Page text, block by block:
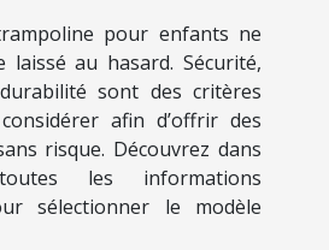
pour enfants ne
au hasard. Sécurité,
sont des critères
afin d’offrir des
risque. Découvrez dans
les informations
sélectionner le modèle